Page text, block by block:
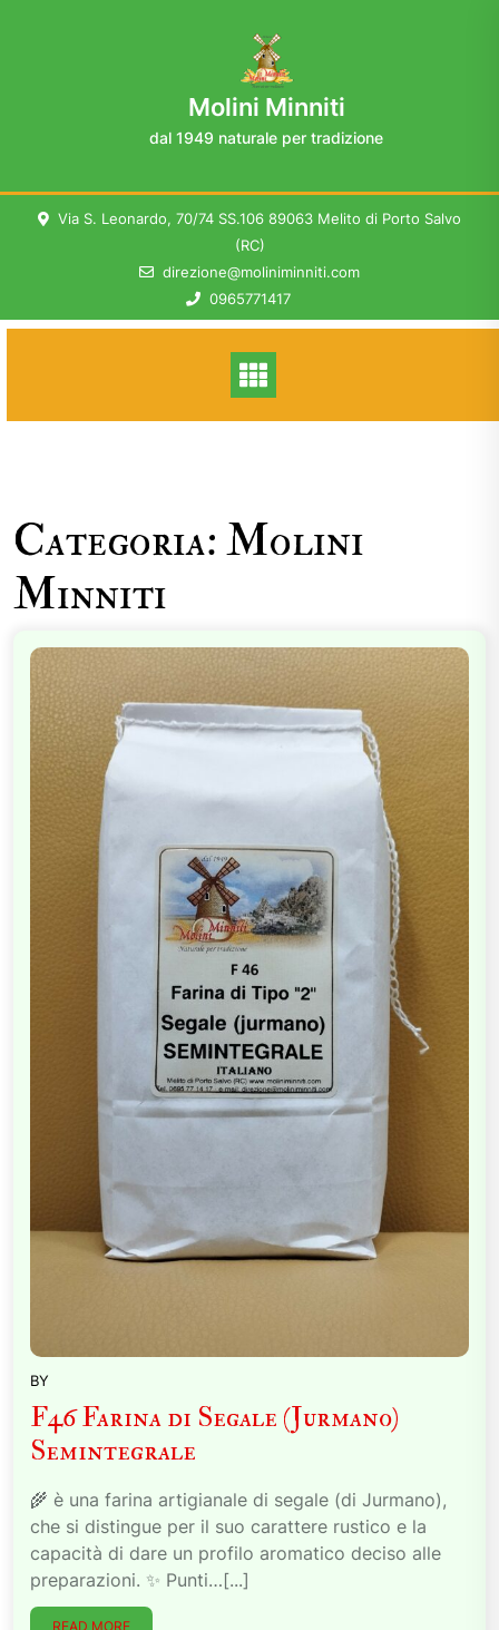
Molini Minniti
dal 1949 naturale per tradizione
Via S. Leonardo, 70/74 SS.106 89063 Melito di Porto Salvo
(RC)
direzione@moliniminniti.com
0965771417
Categoria:Molini
Minniti
BY
F46 Farina di Segale (Jurmano)
Semintegrale
🌾 è una farina artigianale di segale (di Jurmano),
che si distingue per il suo carattere rustico e la
capacità di dare un profilo aromatico deciso alle
preparazioni. ✨ Punti…[...]
READ MORE